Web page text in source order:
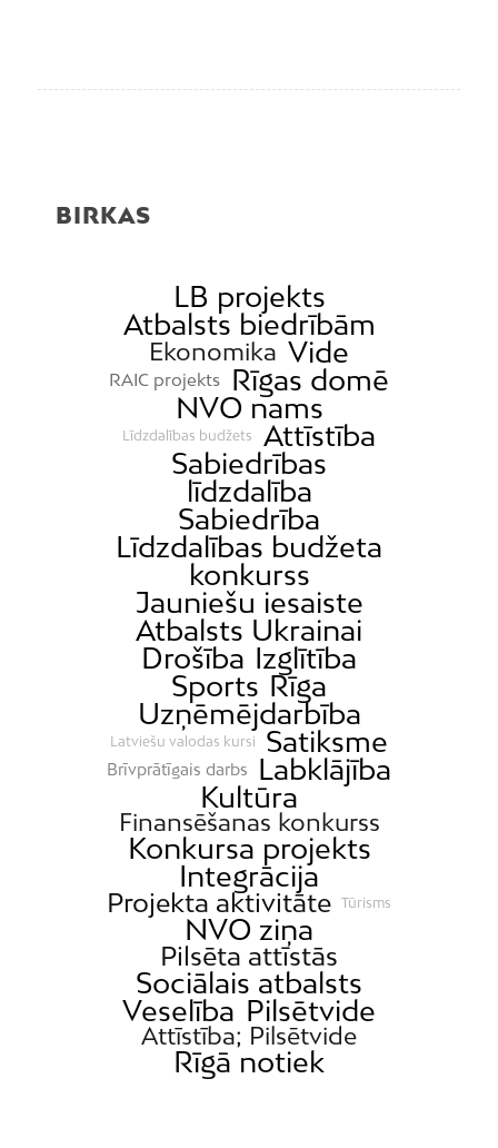
BIRKAS
LB projekts
Atbalsts biedrībām
Ekonomika Vide
RAIC projekts
Rīgas domē
NVO nams
Līdzdalības budžets
Attīstība
Sabiedrības
līdzdalība
Sabiedrība
Līdzdalības budžeta
konkurss
Jauniešu iesaiste
Atbalsts Ukrainai
Drošība Izglītība
Sports Rīga
Uzņēmējdarbība
Latviešu valodas kursi Satiksme
Brīvprātīgais darbs
Labklājība
Kultūra
Finansēšanas konkurss
Konkursa projekts
Integrācija
Projekta aktivitāte Tūrisms
NVO ziņa
Pilsēta attīstās
Sociālais atbalsts
Veselība Pilsētvide
Attīstība; Pilsētvide
Rīgā notiek